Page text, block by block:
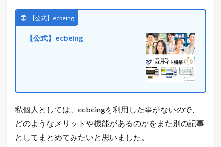
【公式】ecbeing
【公式】ecbeing
私個人としては、ecbeingを利用した事がないので、
どのようなメリットや機能があるのかをまた別の記事
としてまとめてみたいと思いました。